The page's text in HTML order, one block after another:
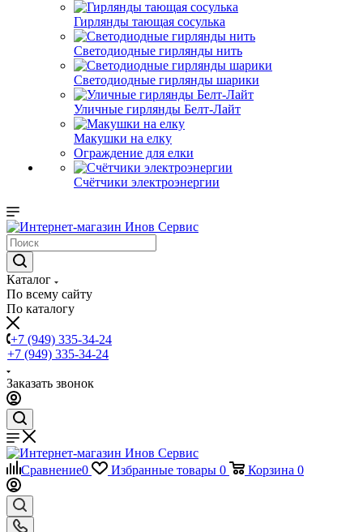
Гирлянды тающая сосулька
Светодиодные гирлянды нить
Светодиодные гирлянды шарики
Уличные гирлянды Белт-Лайт
Макушки на елку
Ограждение для елки
Счётчики электроэнергии
Каталог
По всему сайту
По каталогу
+7 (949) 335-34-24
+7 (949) 335-34-24
Заказать звонок
Сравнение0 Избранные товары 0 Корзина 0